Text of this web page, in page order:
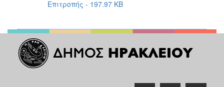
Επιτροπής - 197.97 KB